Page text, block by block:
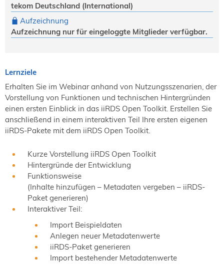
tekom Deutschland (International)
Aufzeichnung
Aufzeichnung nur für eingeloggte Mitglieder verfügbar.
Lernziele
Erhalten Sie im Webinar anhand von Nutzungsszenarien, der
Vorstellung von Funktionen und technischen Hintergründen
einen ersten Einblick in das iiRDS Open Toolkit. Erstellen Sie
anschließend in einem interaktiven Teil Ihre ersten eigenen
iiRDS-Pakete mit dem iiRDS Open Toolkit.
Kurze Vorstellung iiRDS Open Toolkit
Hintergründe der Entwicklung
Funktionsweise
(Inhalte hinzufügen – Metadaten vergeben – iiRDS-
Paket generieren)
Interaktiver Teil:
Import Beispieldaten
Anlegen neuer Metadatenwerte
iiRDS-Paket generieren
Import bestehender Metadatenwerte